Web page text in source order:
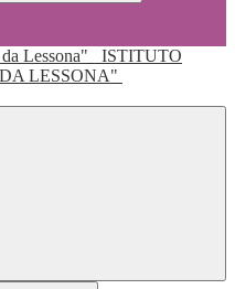
ISTITUTO
LESSONA"